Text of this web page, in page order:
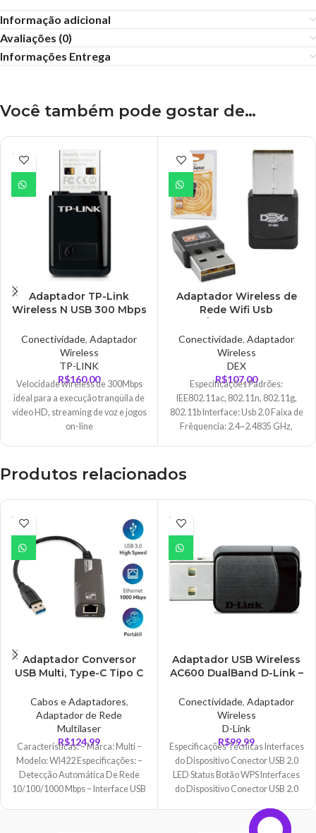
Informação adicional
Avaliações (0)
Informações Entrega
Você também pode gostar de…
ESGO
TADO
Adaptador TP-Link
Wireless N USB 300 Mbps
Conectividade, Adaptador
Wireless
TP-LINK
R$160,00
Velocidade wireless de 300Mbps
ideal para a execução tranqüila de
vídeo HD, streaming de voz e jogos
on-line
Adaptador Wireless de
Rede Wifi Usb
DT-50G
Conectividade, Adaptador
Wireless
DEX
R$107,00
Especificações Padrões:
IEE802.11ac, 802.11n, 802.11g,
802.11b Interface: Usb 2.0 Faixa de
Frêquencia: 2.4~2.4835 GHz,
Produtos relacionados
ESGO
TADO
Adaptador Conversor
USB Multi, Type-C Tipo C
10/100/1000, Gigabit –
WI422
Cabos e Adaptadores,
Adaptador de Rede
Multilaser
R$124,99
Características: – Marca: Multi –
Modelo: WI422 Especificações: –
Detecção Automática De Rede
10/100/1000 Mbps – Interface USB
ESGO
TADO
Adaptador USB Wireless
AC600 DualBand D-Link –
Conectividade, Adaptador
Wireless
D-Link
R$99,99
Especificações Técnicas Interfaces
do Dispositivo Conector USB 2.0
LED Status Botão WPS Interfaces
do Dispositivo Conector USB 2.0